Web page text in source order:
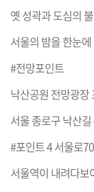
옛 성곽과 도심의
서울의 밤을 한눈
#전망포인트
낙산공원 전망광장
서울 종로구 낙산
#포인트 4 서울로
서울역이 내려다보